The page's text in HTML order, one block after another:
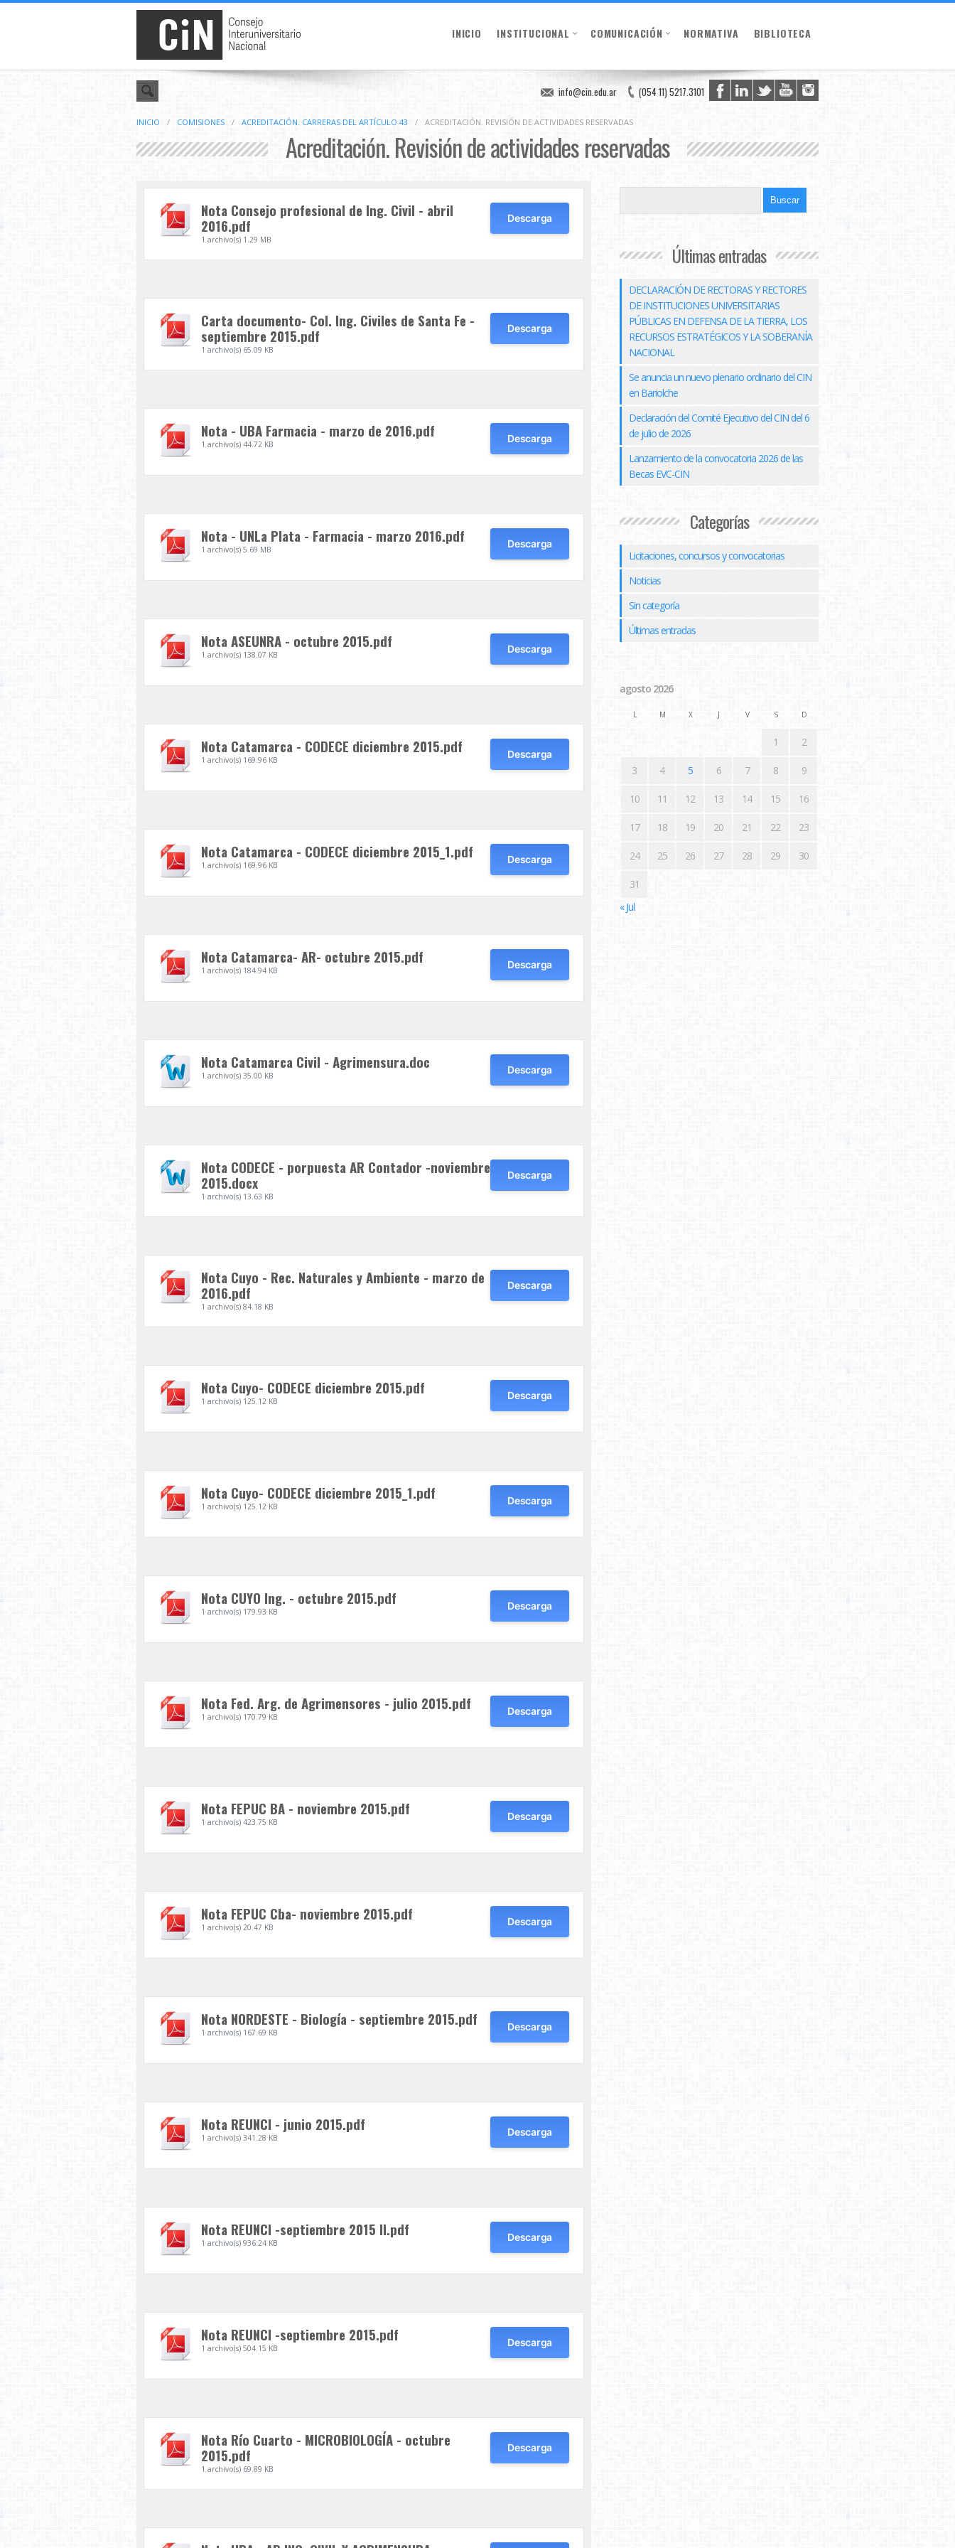
INICIO INSTITUCIONAL COMUNICACIÓN NORMATIVA BIBLIOTECA
(054 11) 5217.3101
info@cin.edu.ar
INICIO / COMISIONES / ACREDITACIÓN. CARRERAS DEL ARTÍCULO 43 / ACREDITACIÓN. REVISIÓN DE ACTIVIDADES RESERVADAS
Acreditación. Revisión de actividades reservadas
Nota Consejo profesional de Ing. Civil - abril
2016.pdf
1 archivo(s) 1.29 MB
Descarga
Carta documento- Col. Ing. Civiles de Santa Fe -
septiembre 2015.pdf
1 archivo(s) 65.09 KB
Descarga
Nota - UBA Farmacia - marzo de 2016.pdf
1 archivo(s) 44.72 KB Descarga
Nota - UNLa Plata - Farmacia - marzo 2016.pdf
1 archivo(s) 5.69 MB Descarga
Nota ASEUNRA - octubre 2015.pdf
1 archivo(s) 138.07 KB Descarga
Nota Catamarca - CODECE diciembre 2015.pdf
1 archivo(s) 169.96 KB Descarga
Nota Catamarca - CODECE diciembre 2015_1.pdf
1 archivo(s) 169.96 KB Descarga
Nota Catamarca- AR- octubre 2015.pdf
1 archivo(s) 184.94 KB Descarga
Nota Catamarca Civil - Agrimensura.doc
1 archivo(s) 35.00 KB Descarga
Nota CODECE - porpuesta AR Contador -noviembre
2015.docx
1 archivo(s) 13.63 KB
Descarga
Nota Cuyo - Rec. Naturales y Ambiente - marzo de
2016.pdf
1 archivo(s) 84.18 KB
Descarga
Nota Cuyo- CODECE diciembre 2015.pdf
1 archivo(s) 125.12 KB Descarga
Nota Cuyo- CODECE diciembre 2015_1.pdf
1 archivo(s) 125.12 KB Descarga
Nota CUYO Ing. - octubre 2015.pdf
1 archivo(s) 179.93 KB Descarga
Nota Fed. Arg. de Agrimensores - julio 2015.pdf
1 archivo(s) 170.79 KB Descarga
Nota FEPUC BA - noviembre 2015.pdf
1 archivo(s) 423.75 KB Descarga
Nota FEPUC Cba- noviembre 2015.pdf
1 archivo(s) 20.47 KB Descarga
Nota NORDESTE - Biología - septiembre 2015.pdf
1 archivo(s) 167.69 KB Descarga
Nota REUNCI - junio 2015.pdf
1 archivo(s) 341.28 KB Descarga
Nota REUNCI -septiembre 2015 II.pdf
1 archivo(s) 936.24 KB Descarga
Nota REUNCI -septiembre 2015.pdf
1 archivo(s) 504.15 KB Descarga
Nota Río Cuarto - MICROBIOLOGÍA - octubre
2015.pdf
1 archivo(s) 69.89 KB
Descarga
Últimas entradas
DECLARACIÓN DE RECTORAS Y RECTORES
DE INSTITUCIONES UNIVERSITARIAS
PÚBLICAS EN DEFENSA DE LA TIERRA, LOS
RECURSOS ESTRATÉGICOS Y LA SOBERANÍA
NACIONAL
Se anuncia un nuevo plenario ordinario del CIN
en Bariolche
Declaración del Comité Ejecutivo del CIN del 6
de julio de 2026
Lanzamiento de la convocatoria 2026 de las
Becas EVC-CIN
Categorías
Licitaciones, concursos y convocatorias
Noticias
Sin categoría
Últimas entradas
agosto 2026
L M X J V S D
1 2
3 4 5 6 7 8 9
10 11 12 13 14 15 16
17 18 19 20 21 22 23
24 25 26 27 28 29 30
31
« Jul